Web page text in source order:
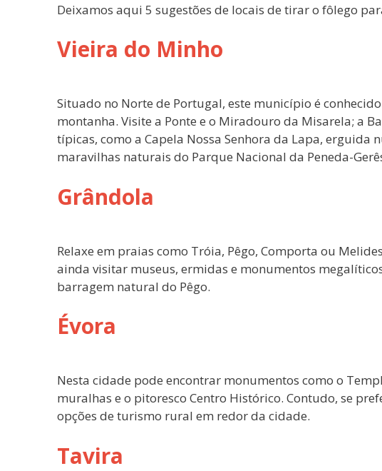
Deixamos aqui 5 sugestões de locais de tirar o fôlego
Vieira do Minho
Situado no Norte de Portugal, este município é
montanha. Visite a Ponte e o Miradouro da Misarela; a
típicas, como a Capela Nossa Senhora da Lapa, erguida
maravilhas naturais do Parque Nacional da Peneda-
Grândola
Relaxe em praias como Tróia, Pêgo, Comporta ou
ainda visitar museus, ermidas e monumentos
barragem natural do Pêgo.
Évora
Nesta cidade pode encontrar monumentos como o
muralhas e o pitoresco Centro Histórico. Contudo, se
opções de turismo rural em redor da cidade.
Tavira